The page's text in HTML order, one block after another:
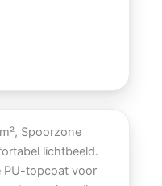
Spoorzone
lichtbeeld.
PU-topcoat voor